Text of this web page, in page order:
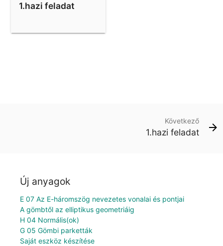
1.hazi feladat
Következő
1.hazi feladat
Új anyagok
E 07 Az E-háromszög nevezetes vonalai és pontjai
A gömbtől az elliptikus geometriáig
H 04 Normális(ok)
G 05 Gömbi parketták
Saját eszköz készítése